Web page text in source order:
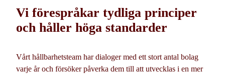
Vi förespråkar tydliga principer
och håller höga standarder
Vårt hållbarhetsteam har dialoger med ett stort antal bolag
varje år och försöker påverka dem till att utvecklas i en mer